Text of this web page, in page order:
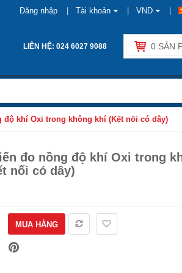
VND
Tài khoản
Đăng nhập
LIÊN HỆ: 024 6027 9088 0 SẢN
độ khí Oxi trong không khí (Kết nối có dây)
đo nồng độ khí Oxi trong
nối có dây)
MUA HÀNG